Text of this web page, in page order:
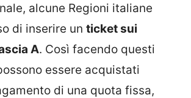
alcune Regioni italiane
di inserire un ticket sui
A. Così facendo questi
essere acquistati
di una quota fissa,